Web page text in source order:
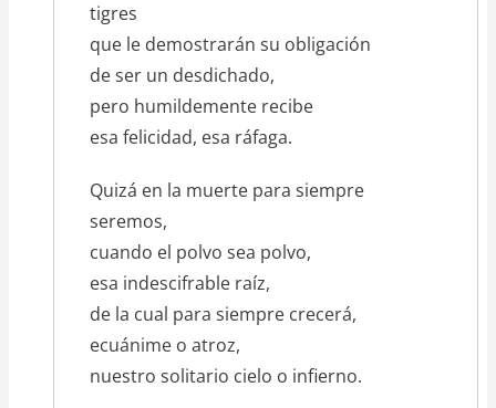
tigres
que le demostrarán su obligación
de ser un desdichado,
pero humildemente recibe
esa felicidad, esa ráfaga.
Quizá en la muerte para siempre
seremos,
cuando el polvo sea polvo,
esa indescifrable raíz,
de la cual para siempre crecerá,
ecuánime o atroz,
nuestro solitario cielo o infierno.